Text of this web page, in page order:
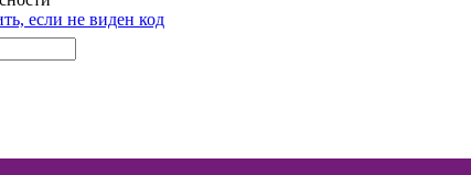
если не виден код